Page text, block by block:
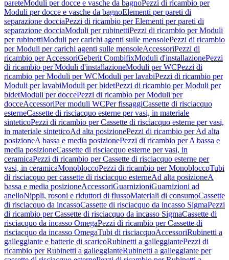
pareteModuli per docce e vasche da bagnoPezzi di ricambio per
Moduli per docce e vasche da bagnoElementi per pareti di
separazione docciaPezzi di ricambio per Elementi per pareti di
separazione docciaModuli per rubinettiPezzi di ricambio per Moduli
per rubinettiModuli per carichi agenti sulle mensolePezzi di ricambio
per Moduli per carichi agenti sulle mensoleAccessoriPezzi di
ricambio per AccessoriGeberit CombifixModuli d'installazionePezzi
di ricambio per Moduli d'installazioneModuli per WCPezzi di
ricambio per Moduli per WCModuli per lavabiPezzi di ricambio per
Moduli per lavabiModuli per bidetPezzi di ricambio per Moduli per
bidetModuli per doccePezzi di ricambio per Moduli per
docceAccessoriPer moduli WCPer fissaggiCassette di risciacquo
esterneCassette di risciacquo esterne per vasi, in materiale
sinteticoPezzi di ricambio per Cassette di risciacquo esterne per vasi,
in materiale sinteticoAd alta posizionePezzi di ricambio per Ad alta
posizioneA bassa e media posizionePezzi di ricambio per A bassa e
media posizioneCassette di risciacquo esterne per vasi, in
ceramicaPezzi di ricambio per Cassette di risciacquo esterne per
vasi, in ceramicaMonobloccoPezzi di ricambio per MonobloccoTubi
di risciacquo per cassette di risciacquo esterneAd alta posizioneA
bassa e media posizioneAccessoriGuarnizioniGuarnizioni ad
anelloNippli, rosoni e riduttori di flussoMateriali di consumoCassette
di risciacquo da incassoCassette di risciacquo da incasso SigmaPezzi
di ricambio per Cassette di risciacquo da incasso SigmaCassette di
risciacquo da incasso OmegaPezzi di ricambio per Cassette di
risciacquo da incasso OmegaTubi di risciacquoAccessoriRubinetti a
galleggiante e batterie di scaricoRubinetti a galleggiantePezzi di
ricambio per Rubinetti a galleggianteRubinetti a galleggiante per